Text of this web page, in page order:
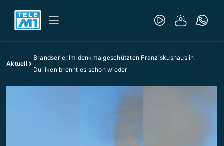
Aktuell
Brandserie: Im denkmalgeschützten Franziskushaus in
Dulliken brennt es schon wieder